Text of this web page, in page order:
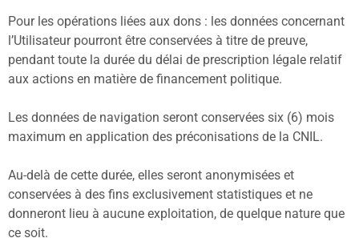
Pour les opérations liées aux dons : les données concernant
l’Utilisateur pourront être conservées à titre de preuve,
pendant toute la durée du délai de prescription légale relatif
aux actions en matière de financement politique.
Les données de navigation seront conservées six (6) mois
maximum en application des préconisations de la CNIL.
Au-delà de cette durée, elles seront anonymisées et
conservées à des fins exclusivement statistiques et ne
donneront lieu à aucune exploitation, de quelque nature que
ce soit.